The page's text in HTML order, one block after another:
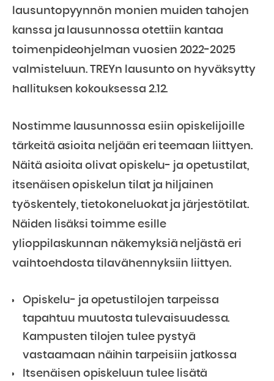
lausuntopyynnön monien muiden tahojen
kanssa ja lausunnossa otettiin kantaa
toimenpideohjelman vuosien 2022-2025
valmisteluun. TREYn lausunto on hyväksytty
hallituksen kokouksessa 2.12.
Nostimme lausunnossa esiin opiskelijoille
tärkeitä asioita neljään eri teemaan liittyen.
Näitä asioita olivat opiskelu- ja opetustilat,
itsenäisen opiskelun tilat ja hiljainen
työskentely, tietokoneluokat ja järjestötilat.
Näiden lisäksi toimme esille
ylioppilaskunnan näkemyksiä neljästä eri
vaihtoehdosta tilavähennyksiin liittyen.
Opiskelu- ja opetustilojen tarpeissa
tapahtuu muutosta tulevaisuudessa.
Kampusten tilojen tulee pystyä
vastaamaan näihin tarpeisiin jatkossa
Itsenäisen opiskeluun tulee lisätä